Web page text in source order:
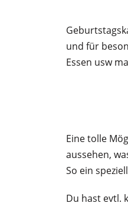
und für
Essen usw
Eine tolle
aussehen,
So ein
Du hast evtl.